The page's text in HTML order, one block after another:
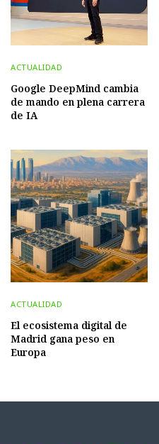
ACTUALIDAD
Google DeepMind cambia
de mando en plena carrera
de IA
ACTUALIDAD
El ecosistema digital de
Madrid gana peso en
Europa